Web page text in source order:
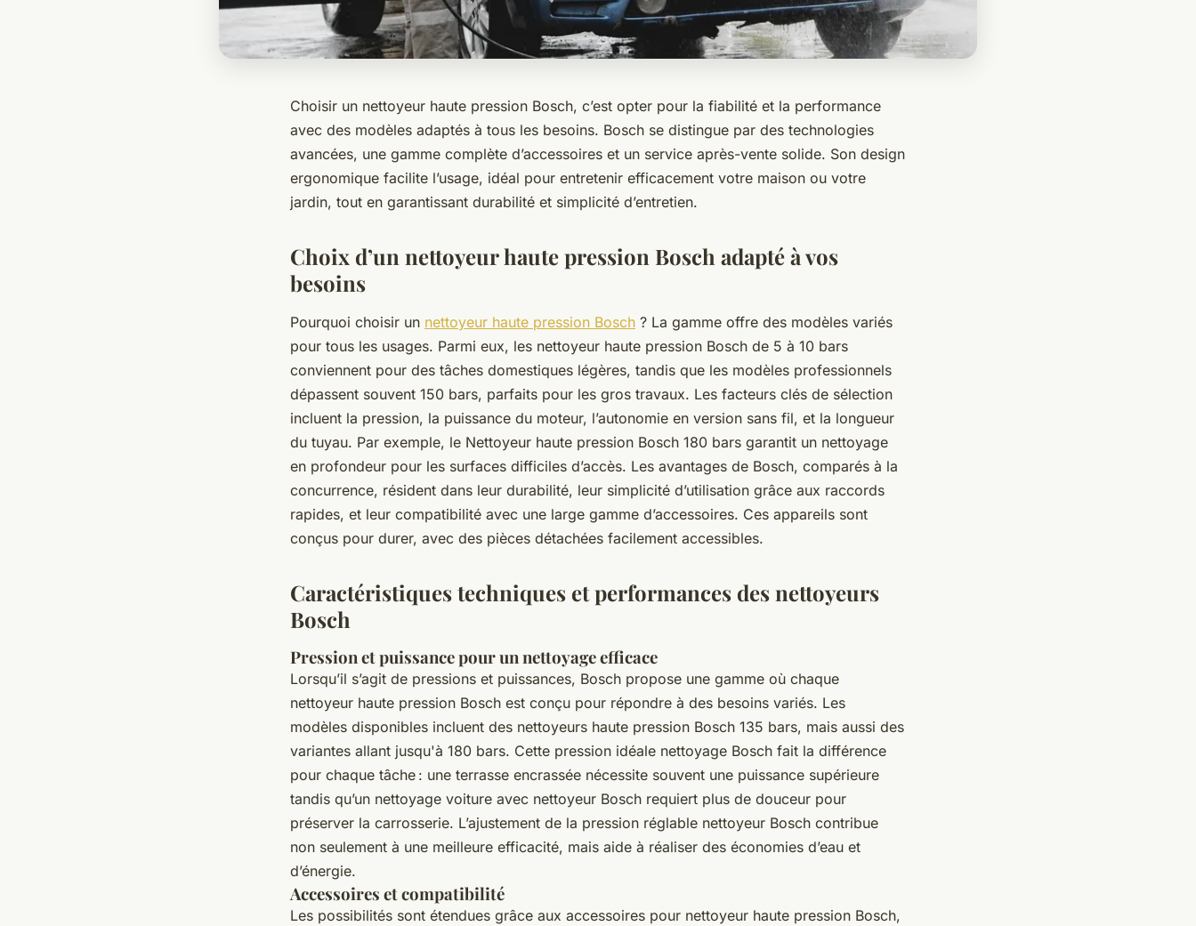
Choisir un nettoyeur haute pression Bosch, c’est opter pour la fiabilité et la performance
avec des modèles adaptés à tous les besoins. Bosch se distingue par des technologies
avancées, une gamme complète d’accessoires et un service après-vente solide. Son design
ergonomique facilite l’usage, idéal pour entretenir efficacement votre maison ou votre
jardin, tout en garantissant durabilité et simplicité d’entretien.
Choix d’un nettoyeur haute pression Bosch adapté à vos
besoins
Pourquoi choisir un nettoyeur haute pression Bosch ? La gamme offre des modèles variés
pour tous les usages. Parmi eux, les nettoyeur haute pression Bosch de 5 à 10 bars
conviennent pour des tâches domestiques légères, tandis que les modèles professionnels
dépassent souvent 150 bars, parfaits pour les gros travaux. Les facteurs clés de sélection
incluent la pression, la puissance du moteur, l’autonomie en version sans fil, et la longueur
du tuyau. Par exemple, le Nettoyeur haute pression Bosch 180 bars garantit un nettoyage
en profondeur pour les surfaces difficiles d’accès. Les avantages de Bosch, comparés à la
concurrence, résident dans leur durabilité, leur simplicité d’utilisation grâce aux raccords
rapides, et leur compatibilité avec une large gamme d’accessoires. Ces appareils sont
conçus pour durer, avec des pièces détachées facilement accessibles.
Caractéristiques techniques et performances des nettoyeurs
Bosch
Pression et puissance pour un nettoyage efficace
Lorsqu’il s’agit de pressions et puissances, Bosch propose une gamme où chaque
nettoyeur haute pression Bosch est conçu pour répondre à des besoins variés. Les
modèles disponibles incluent des nettoyeurs haute pression Bosch 135 bars, mais aussi des
variantes allant jusqu'à 180 bars. Cette pression idéale nettoyage Bosch fait la différence
pour chaque tâche : une terrasse encrassée nécessite souvent une puissance supérieure
tandis qu’un nettoyage voiture avec nettoyeur Bosch requiert plus de douceur pour
préserver la carrosserie. L’ajustement de la pression réglable nettoyeur Bosch contribue
non seulement à une meilleure efficacité, mais aide à réaliser des économies d’eau et
d’énergie.
Accessoires et compatibilité
Les possibilités sont étendues grâce aux accessoires pour nettoyeur haute pression Bosch,